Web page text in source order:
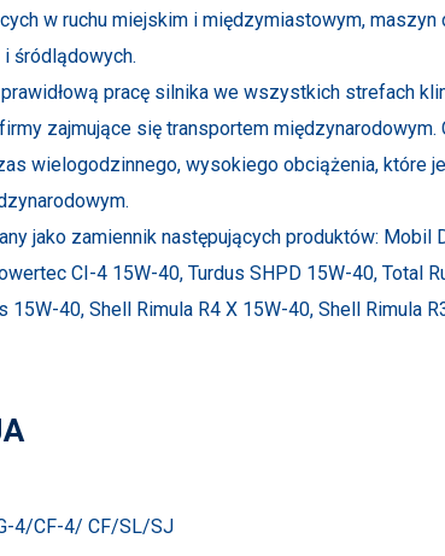
w ruchu miejskim i międzymiastowym,
śródlądowych.
pracę silnika we wszystkich strefach
zajmujące się transportem
wielogodzinnego, wysokiego obciążenia, które
jako zamiennik następujących produktów: Mobil
CI-4 15W-40, Turdus SHPD 15W-40, Total
15W-40, Shell Rimula R4 X 15W-40, Shell Rimula
4/CF-4/ CF/SL/SJ